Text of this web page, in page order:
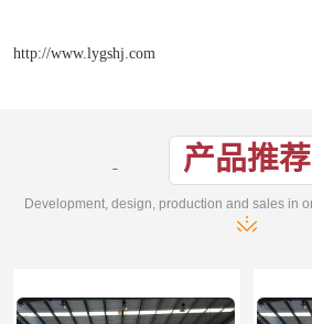
http://www.lygshj.com
产品推荐